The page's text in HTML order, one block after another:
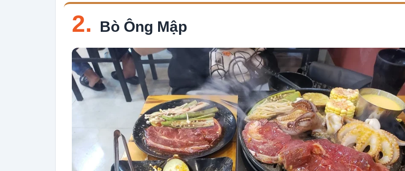
2. Bò Ông Mập